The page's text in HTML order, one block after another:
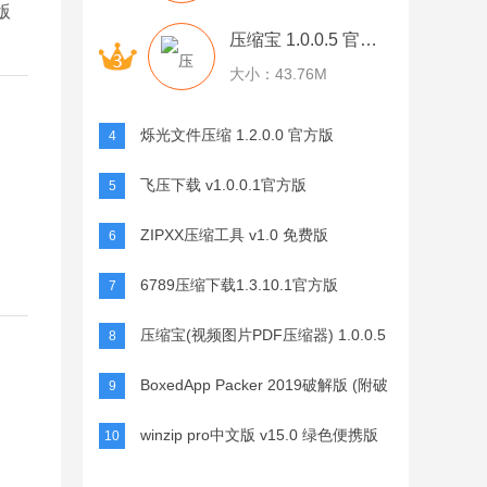
压缩宝 1.0.0.5 官方版
大小：43.76M
4 烁光文件压缩 1.2.0.0 官方版
5 飞压下载 v1.0.0.1官方版
6 ZIPXX压缩工具 v1.0 免费版
7 6789压缩下载1.3.10.1官方版
8 压缩宝(视频图片PDF压缩器) 1.0.0.5
官方版
9 BoxedApp Packer 2019破解版 (附破
解补丁) V2019.7.0
10 winzip pro中文版 v15.0 绿色便携版